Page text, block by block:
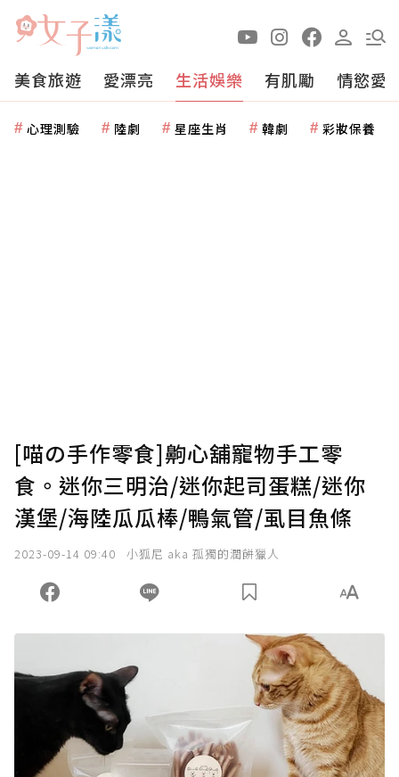
美食旅遊 愛漂亮 生活娛樂 有肌勵 情慾愛
心理測驗 陸劇 星座生肖 韓劇 彩妝保養
[喵の手作零食]齁心舖寵物手工零
食。迷你三明治/迷你起司蛋糕/迷你
漢堡/海陸瓜瓜棒/鴨氣管/虱目魚條
2023-09-14 09:40 小狐尼 aka 孤獨的潤餅獵人